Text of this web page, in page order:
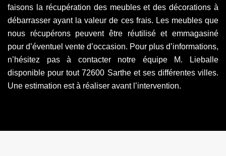
faisons la récupération des meubles et des décorations à
débarrasser ayant la valeur de ces frais. Les meubles que
nous récupérons peuvent être réutilisé et emmagasiné
pour d’éventuel vente d’occasion. Pour plus d’informations,
n’hésitez pas à contacter notre équipe M. Lieballe
disponible pour tout 72600 Sarthe et ses différentes villes.
Une estimation est à réaliser avant l’intervention.